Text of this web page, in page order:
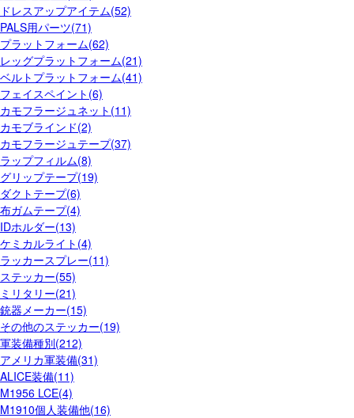
ドレスアップアイテム(52)
PALS用パーツ(71)
プラットフォーム(62)
レッグプラットフォーム(21)
ベルトプラットフォーム(41)
フェイスペイント(6)
カモフラージュネット(11)
カモブラインド(2)
カモフラージュテープ(37)
ラップフィルム(8)
グリップテープ(19)
ダクトテープ(6)
布ガムテープ(4)
IDホルダー(13)
ケミカルライト(4)
ラッカースプレー(11)
ステッカー(55)
ミリタリー(21)
銃器メーカー(15)
その他のステッカー(19)
軍装備種別(212)
アメリカ軍装備(31)
ALICE装備(11)
M1956 LCE(4)
M1910個人装備他(16)